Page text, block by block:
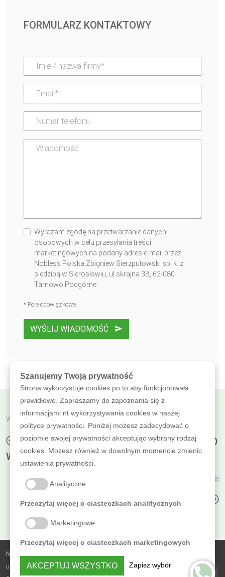
FORMULARZ KONTAKTOWY
Wyrażam zgodę na przetwarzanie danych
osobowych w celu przesyłania treści
marketingowych na podany adres e-mail przez
Nobless Polska Zbigniew Sierzputowski sp. k. z
siedzibą w Sierosławiu, ul.skrajna 3B, 62-080
Tarnowo Podgórne.
* Pole obowiązkowe
WYŚLIJ WIADOMOŚĆ
Wróć do poprzedniej
IMPREGNAT WODNY DO DREWNA: PODKŁAD
WR AQUA
Czytaj dalej
PASTA WOSKOWA DO REPERACJI
Nobless Polska Zbigniew Sierzputowski Sp. k.,
ul. Skrajna 3B, Sierosław, 62-080 Tarnowo Podgórne, NIP: 7831742179, REGON:
PRYWATNOŚĆ
Szanujemy Twoją prywatność
Strona wykorzystuje cookies po to aby funkcjonowała
prawidłowo. Zapraszamy do zapoznania się z
informacjami nt wykorzystywania cookies w naszej
polityce prywatności. Poniżej możesz zadecydować o
poziomie swojej prywatności akceptując wybrany rodzaj
cookies. Możesz również w dowolnym momencie zmienic
ustawienia prywatności.
Analityczne
Przeczytaj więcej o ciasteczkach analitycznych
Marketingowe
Przeczytaj więcej o ciasteczkach marketingowych
AKCEPTUJ WSZYSTKO Zapisz wybór